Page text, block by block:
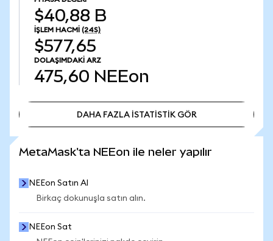
$40,88 B
İŞLEM HACMI (24S)
$577,65
DOLAŞIMDAKI ARZ
475,60 NEEon
DAHA FAZLA İSTATİSTİK GÖR
MetaMask'ta NEEon ile neler yapılır
NEEon Satın Al
Birkaç dokunuşla satın alın.
NEEon Sat